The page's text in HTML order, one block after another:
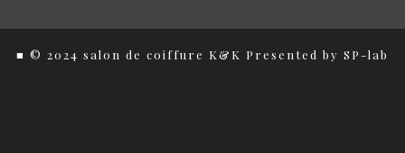
■ © 2024 salon de coiffure K&K Presented by SP-lab